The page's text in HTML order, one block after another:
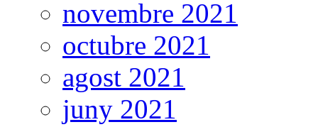
novembre 2021
octubre 2021
agost 2021
juny 2021